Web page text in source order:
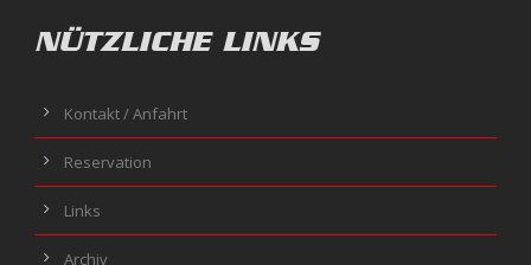
NÜTZLICHE LINKS
Kontakt / Anfahrt
Reservation
Links
Archiv